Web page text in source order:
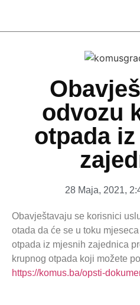
odvozu
otpada
28 Maja, 2021,
Obavještavaju se korisnici
otada da će se u toku
otpada iz mjesnih zajednica
krupnog otpada koji možete
https://komus.ba/opsti-